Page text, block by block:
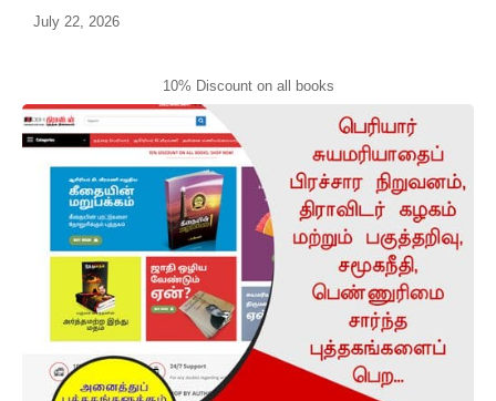
July 22, 2026
10% Discount on all books